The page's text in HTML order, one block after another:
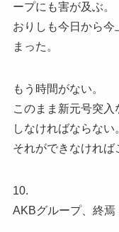
ープにも害が及ぶ。
おりしも今日から
まった。
もう時間がない。
このまま新元号突
しなければならない
それができなければ
10.
AKBグループ、終焉